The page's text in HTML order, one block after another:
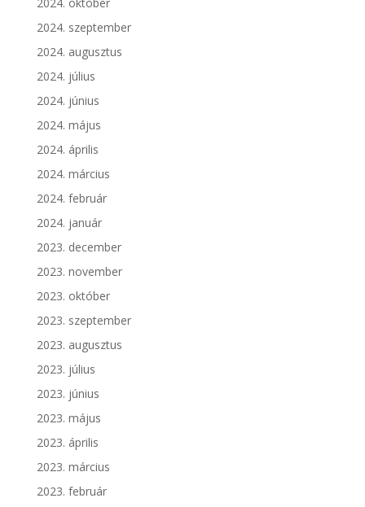
2024. szeptember
2024. augusztus
2024. július
2024. június
2024. május
2024. április
2024. március
2024. február
2024. január
2023. december
2023. november
2023. október
2023. szeptember
2023. augusztus
2023. július
2023. június
2023. május
2023. április
2023. március
2023. február